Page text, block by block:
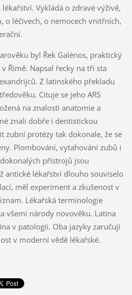
Vykládá o zdravé výživě,
o léčivech, o nemocech vnitřních,
byl Řek Galénos, praktický
Římě. Napsal řecky na tři sta
Z latinského překladu
Cituje se jeho ARS
na znalosti anatomie a
znali dobře i dentistickou
zubní protézy tak dokonale, že se
Plombování, vytahování zubů i
přístrojů jsou
antické lékařství dlouho souviselo
měl experiment a zkušenost v
Lékařská terminologie
všemi národy novověku. Latina
v patologii. Oba jazyky zaručují
v moderní vědě lékařské.